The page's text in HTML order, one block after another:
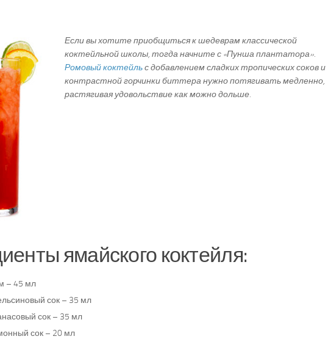
Если вы хотите приобщиться к шедеврам классической
коктейльной школы, тогда начните с «Пунша плантатора».
Ромовый коктейльс добавлением сладких тропических соков и
контрастной горчинки биттера нужно потягивать медленно,
растягивая удовольствие как можно дольше.
ямайского коктейля:
– 45 мл
сок – 35 мл
сок – 35 мл
сок – 20 мл